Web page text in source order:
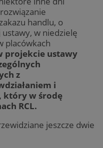
handlu, o
w niedzielę
placówkach
projekcie ustawy
z
i
który w środę
RCL.
jeszcze dwie